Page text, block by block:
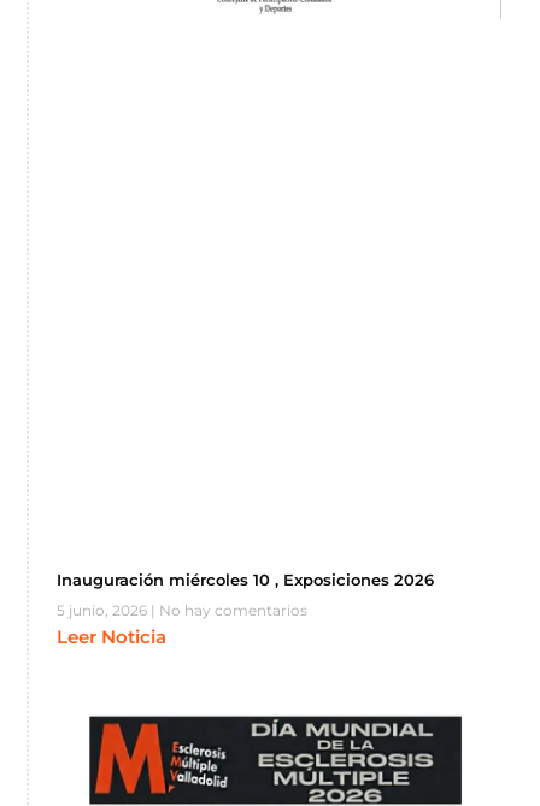
Inauguración miércoles 10 , Exposiciones 2026
5 junio, 2026 No hay comentarios
Leer Noticia